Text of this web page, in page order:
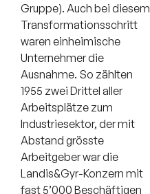
Gruppe). Auch bei diesem
Transformationsschritt
waren einheimische
Unternehmer die
Ausnahme. So zählten
1955 zwei Drittel aller
Arbeitsplätze zum
Industriesektor, der mit
Abstand grösste
Arbeitgeber war die
Landis&Gyr-Konzern mit
fast 5’000 Beschäftigen